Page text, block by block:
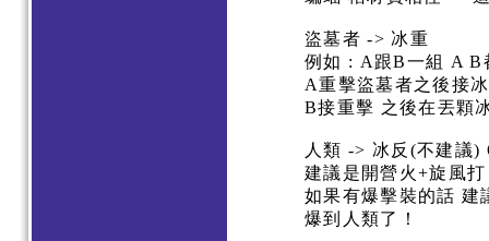
盜墓者 -> 冰重
例如 : A跟B一組 A
A重擊盜墓者之後接
B接重擊 之後在丟顆
人類 -> 冰反(不建議
建議是開營火+旋風
如果有爆擊裝的話 建
爆到人類了！